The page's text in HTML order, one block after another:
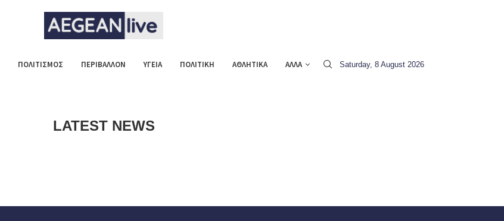
ΠΟΛΙΤΙΣΜΟΣ ΠΕΡΙΒΑΛΛΟΝ ΥΓΕΙΑ ΠΟΛΙΤΙΚΗ ΑΘΛΗΤΙΚΑ ΑΛΛΑ Saturday, 8 August 2026
LATEST NEWS